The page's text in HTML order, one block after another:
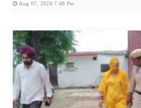
Aug 07, 2026 7:48 Pm